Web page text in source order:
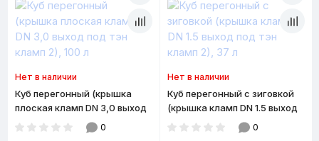
Нет в наличии
Куб перегонный (крышка
плоская кламп DN 3,0 выход
под тэн кламп 2), 100 л
0
Нет в наличии
Куб перегонный с зиговкой
(крышка кламп DN 1.5 выход
под тэн кламп 2), 37 л
0